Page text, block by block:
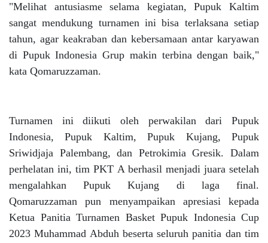
"Melihat antusiasme selama kegiatan, Pupuk Kaltim
sangat mendukung turnamen ini bisa terlaksana setiap
tahun, agar keakraban dan kebersamaan antar karyawan
di Pupuk Indonesia Grup makin terbina dengan baik,"
kata Qomaruzzaman.
Turnamen ini diikuti oleh perwakilan dari Pupuk
Indonesia, Pupuk Kaltim, Pupuk Kujang, Pupuk
Sriwidjaja Palembang, dan Petrokimia Gresik. Dalam
perhelatan ini, tim PKT A berhasil menjadi juara setelah
mengalahkan Pupuk Kujang di laga final.
Qomaruzzaman pun menyampaikan apresiasi kepada
Ketua Panitia Turnamen Basket Pupuk Indonesia Cup
2023 Muhammad Abduh beserta seluruh panitia dan tim